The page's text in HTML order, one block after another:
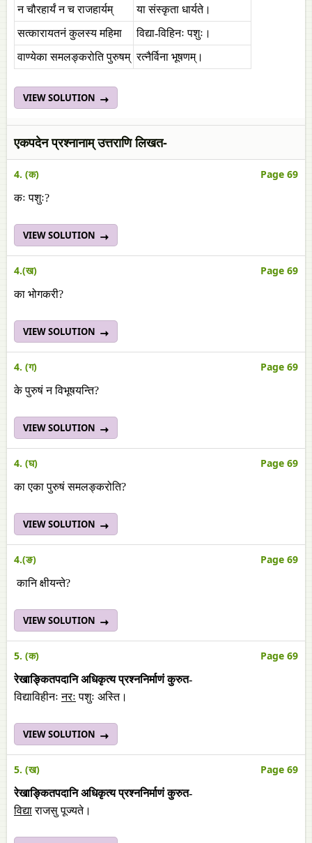
न चौरहार्यं न च राजहार्यम्
या संस्कृता धार्यते।
सत्कारायतनं कुलस्य महिमा
विद्या-विहिनः पशुः।
वाण्येका समलङ्करोति पुरुषम् रत्नैर्विना भूषणम्।
VIEW SOLUTION
एकपदेन प्रश्नानाम् उत्तराणि लिखत-
4. (क) Page 69
कः पशुः?
VIEW SOLUTION
4.(ख) Page 69
का भोगकरी?
VIEW SOLUTION
4. (ग) Page 69
के पुरुषं न विभूषयन्ति?
VIEW SOLUTION
4. (घ) Page 69
का एका पुरुषं समलङ्करोति?
VIEW SOLUTION
4.(ङ) Page 69
कानि क्षीयन्ते?
VIEW SOLUTION
5. (क) Page 69
रेखाङ्कितपदानि अधिकृत्य प्रश्ननिर्माणं कुरुत-
विद्याविहीनःनरः पशुः अस्ति।
VIEW SOLUTION
5. (ख) Page 69
रेखाङ्कितपदानि अधिकृत्य प्रश्ननिर्माणं कुरुत-
विद्याराजसु पूज्यते।